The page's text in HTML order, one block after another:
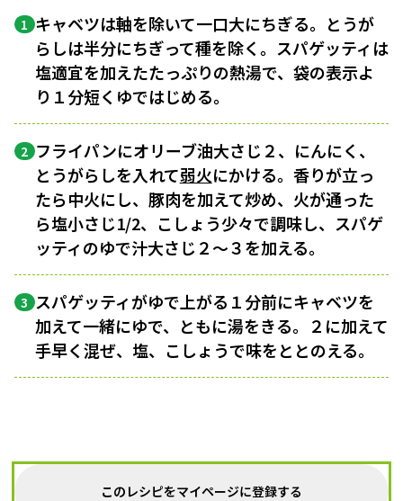
1 キャベツは軸を除いて一口大にちぎる。とうが
らしは半分にちぎって種を除く。スパゲッティは
塩適宜を加えたたっぷりの熱湯で、袋の表示よ
り１分短くゆではじめる。
2 フライパンにオリーブ油大さじ２、にんにく、
とうがらしを入れて弱火にかける。香りが立っ
たら中火にし、豚肉を加えて炒め、火が通った
ら塩小さじ1/2、こしょう少々で調味し、スパゲ
ッティのゆで汁大さじ２〜３を加える。
3 スパゲッティがゆで上がる１分前にキャベツを
加えて一緒にゆで、ともに湯をきる。２に加えて
手早く混ぜ、塩、こしょうで味をととのえる。
このレシピをマイページに登録する